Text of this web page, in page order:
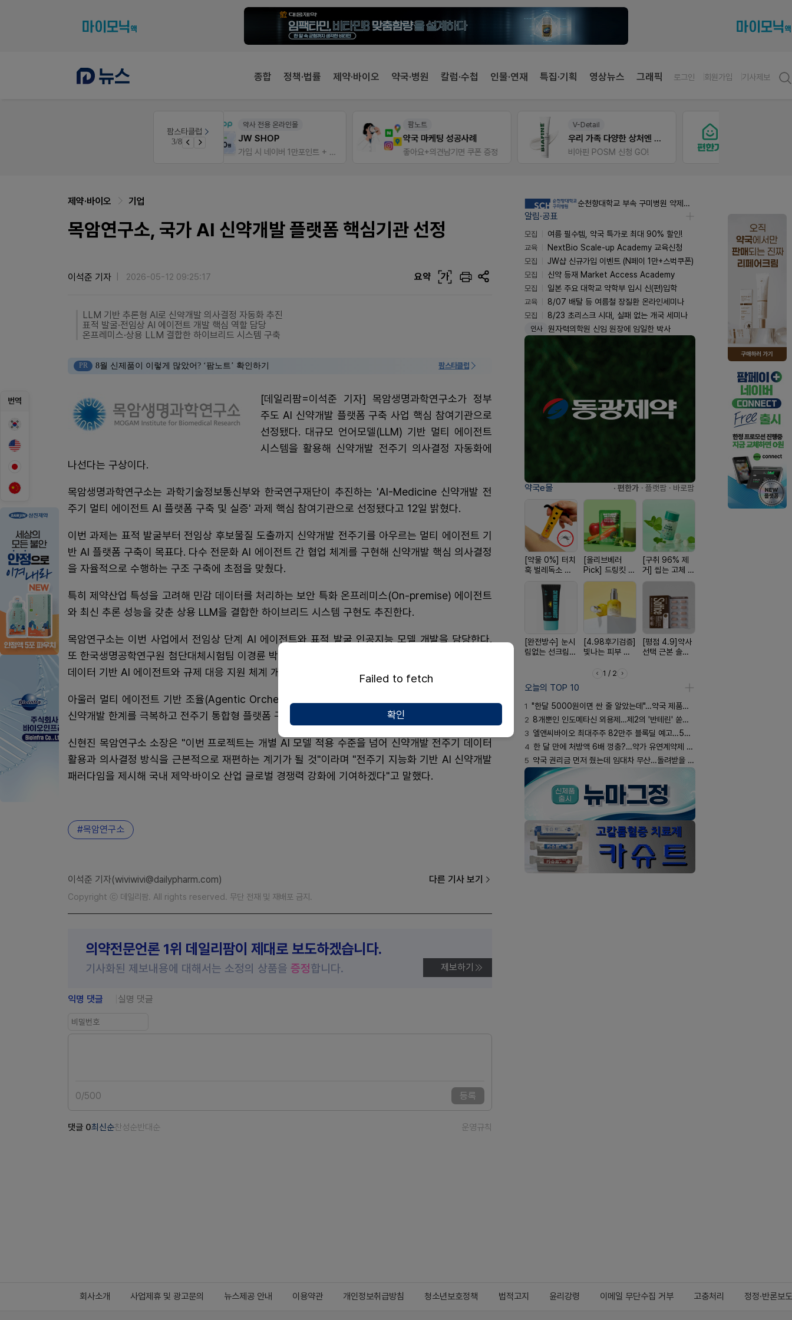
종합 정책·법률 제약·바이오 약국·병원 칼럼·수첩 인물·연재 특집·기획 영상뉴스 그래픽 로그인 회원가입 기사제보
팜스타클럽
3/8
팜노트
약국 마케팅 성공사례
좋아요+의견남기면 쿠폰 증정 비아핀 POSM 신청 GO!
편한가 멤버십몰
가입 시 50% 할인 쿠폰+적립금까지!
번역
제약·바이오 기업
목암연구소, 국가 AI 신약개발 플랫폼 핵심기관 선정
이석준 기자 2026-05-12 09:25:17 요약 가
LLM 기반 추론형 AI로 신약개발 의사결정 자동화 추진
표적 발굴·전임상 AI 에이전트 개발 핵심 역할 담당
온프레미스·상용 LLM 결합한 하이브리드 시스템 구축
PR 8월 신제품이 이렇게 많았어? ‘팜노트’ 확인하기 팜스타클럽
[데일리팜=이석준 기자] 목암생명과학연구소가 정부
주도 AI 신약개발 플랫폼 구축 사업 핵심 참여기관으로
선정됐다. 대규모 언어모델(LLM) 기반 멀티 에이전트
시스템을 활용해 신약개발 전주기 의사결정 자동화에
나선다는 구상이다.
목암생명과학연구소는 과학기술정보통신부와 한국연구재단이 추진하는 'AI-Medicine 신약개발 전
주기 멀티 에이전트 AI 플랫폼 구축 및 실증' 과제 핵심 참여기관으로 선정됐다고 12일 밝혔다.
이번 과제는 표적 발굴부터 전임상 후보물질 도출까지 신약개발 전주기를 아우르는 멀티 에이전트 기
반 AI 플랫폼 구축이 목표다. 다수 전문화 AI 에이전트 간 협업 체계를 구현해 신약개발 핵심 의사결정
을 자율적으로 수행하는 구조 구축에 초점을 맞췄다.
특히 제약산업 특성을 고려해 민감 데이터를 처리하는 보안 특화 온프레미스(On-premise) 에이전트
와 최신 추론 성능을 갖춘 상용 LLM을 결합한 하이브리드 시스템 구현도 추진한다.
목암연구소는 이번 사업에서 전임상 단계 AI 에이전트와 표적 발굴 인공지능 모델 개발을 담당한다.
또 한국생명공학연구원 첨단대체시험팀 이경륜 박사 연구실 등과 협력해 전임상 약동학 및 약물 특성
데이터 기반 AI 에이전트와 규제 대응 지원 체계 개발에도 참여할 예정이다.
아울러 멀티 에이전트 기반 조율(Agentic Orchestration) 체계를 구현해 단계별로 분절된 기존 AI
신약개발 한계를 극복하고 전주기 통합형 플랫폼 구축에 나선다는 계획이다.
신현진 목암연구소 소장은 "이번 프로젝트는 개별 AI 모델 적용 수준을 넘어 신약개발 전주기 데이터
활용과 의사결정 방식을 근본적으로 재편하는 계기가 될 것"이라며 "전주기 지능화 기반 AI 신약개발
패러다임을 제시해 국내 제약·바이오 산업 글로벌 경쟁력 강화에 기여하겠다"고 말했다.
목암연구소
이석준 기자(wiviwivi@dailypharm.com) 다른 기사 보기
Copyright ⓒ 데일리팜. All rights reserved. 무단 전재 및 재배포 금지.
의약전문언론 1위 데일리팜이 제대로 보도하겠습니다.
기사화된 제보내용에 대해서는 소정의 상품을 증정합니다. 제보하기
익명 댓글 실명 댓글
0/500 등록
댓글 0최신순찬성순반대순 운영규칙
순천향대학교 부속 구미병원 약제팀 계약직 야간약사 채용공고
알림·공표
모집
여름 필수템, 약국 특가로 최대 90% 할인!
교육
NextBio Scale-up Academy 교육신청
모집
JW샵 신규가입 이벤트 (N페이 1만+스벅쿠폰)
모집
신약 등재 Market Access Academy
모집
일본 주요 대학교 약학부 입시 신(편)입학
교육
8/07 배탈 등 여름철 장질환 온라인세미나
모집
8/23 초리스크 시대, 실패 없는 개국 세미나
인사 원자력의학원 신임 원장에 임일한 박사
약국e몰 · 편한가 · 플랫팜 · 바로팜
[약물 0%] 터치
훅 벌레독소 흡
[올리브베러
Pick] 드링킷 건
강음료
[구취 96% 제
거] 씹는 고체 가
글
[완전방수] 눈시
림없는 선크림
[4.98후기검증]
빛나는 피부 오
[평점 4.9]약사
선택 근본 솔루
1 / 2
오늘의 TOP 10
1 "한달 5000원이면 싼 줄 알았는데"…약국 제품과 비교해보니
2 8개뿐인 인도메타신 외용제…제2의 '반테린' 쏟아지나
3 엘앤씨바이오 최대주주 82만주 블록딜 예고…500억 규모
4 한 달 만에 처방액 6배 껑충?…약가 유연계약제 착시효과
5 약국 권리금 먼저 줬는데 임대차 무산…돌려받을 수 있을까
회사소개 사업제휴 및 광고문의 뉴스제공 안내 이용약관 개인정보취급방침 청소년보호정책 법적고지 윤리강령 이메일 무단수집 거부 고충처리 정정·반론보도
Failed to fetch
확인